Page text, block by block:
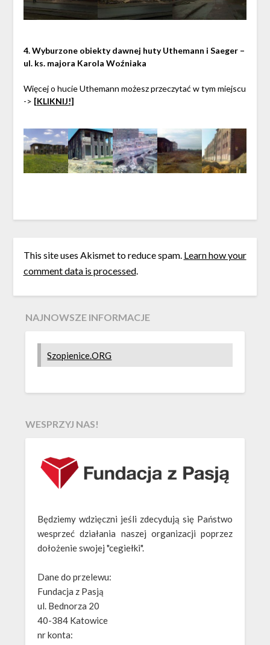
4. Wyburzone obiekty dawnej huty Uthemann i Saeger –
ul. ks. majora Karola Woźniaka
Więcej o hucie Uthemann możesz przeczytać w tym miejscu
-> [KLIKNIJ!]
This site uses Akismet to reduce spam. Learn how your
comment data is processed.
NAJNOWSZE INFORMACJE
Szopienice.ORG
WESPRZYJ NAS!
Będziemy wdzięczni jeśli zdecydują się Państwo
wesprzeć działania naszej organizacji poprzez
dołożenie swojej "cegiełki".
Dane do przelewu:
Fundacja z Pasją
ul. Bednorza 20
40-384 Katowice
nr konta: